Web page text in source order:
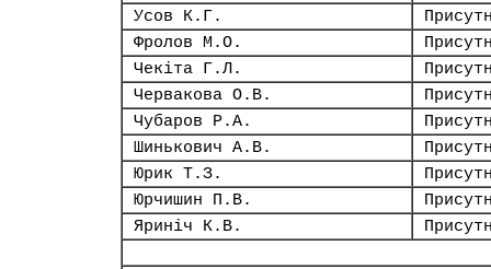
Усов К.Г.
Фролов М.О.
Чекіта Г.Л.
Червакова О.В.
Чубаров Р.А.
Шинькович А.В.
Юрик Т.З.
Юрчишин П.В.
Яриніч К.В.